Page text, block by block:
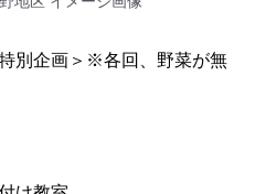
別企画＞※各回、野菜が無